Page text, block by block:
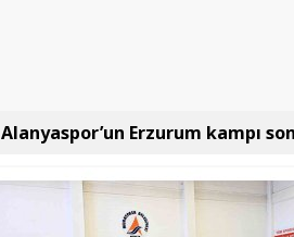
Alanyaspor’un Erzurum kampı